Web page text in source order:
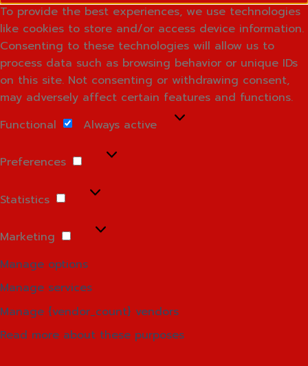
To provide the best experiences, we use technologies
like cookies to store and/or access device information.
Consenting to these technologies will allow us to
process data such as browsing behavior or unique IDs
on this site. Not consenting or withdrawing consent,
may adversely affect certain features and functions.
Functional
Always active
Preferences
Preferences
Statistics
Statistics
Marketing
Marketing
Manage options
Manage services
Manage {vendor_count} vendors
Read more about these purposes